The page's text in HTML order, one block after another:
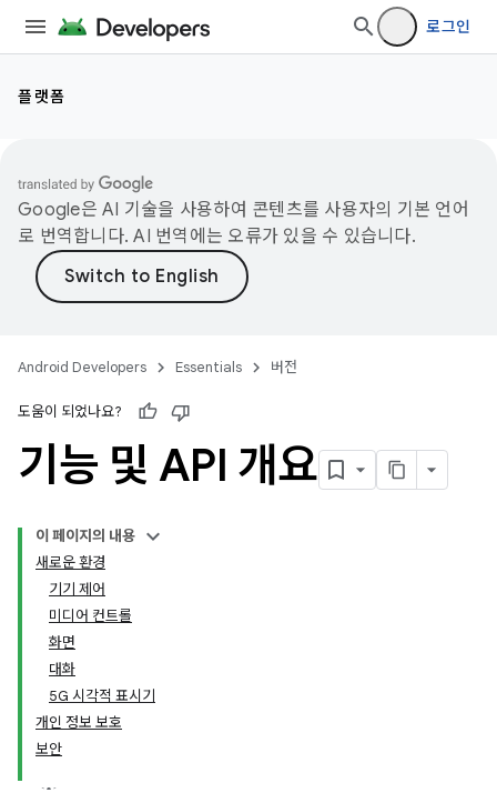
로그인
플랫폼
Google은 AI 기술을 사용하여 콘텐츠를 사용자의 기본 언어
로 번역합니다. AI 번역에는 오류가 있을 수 있습니다.
Android Developers Essentials 버전
도움이 되었나요?
기능 및 API 개요
이 페이지의 내용
새로운 환경
기기 제어
미디어 컨트롤
화면
대화
5G 시각적 표시기
개인 정보 보호
보안